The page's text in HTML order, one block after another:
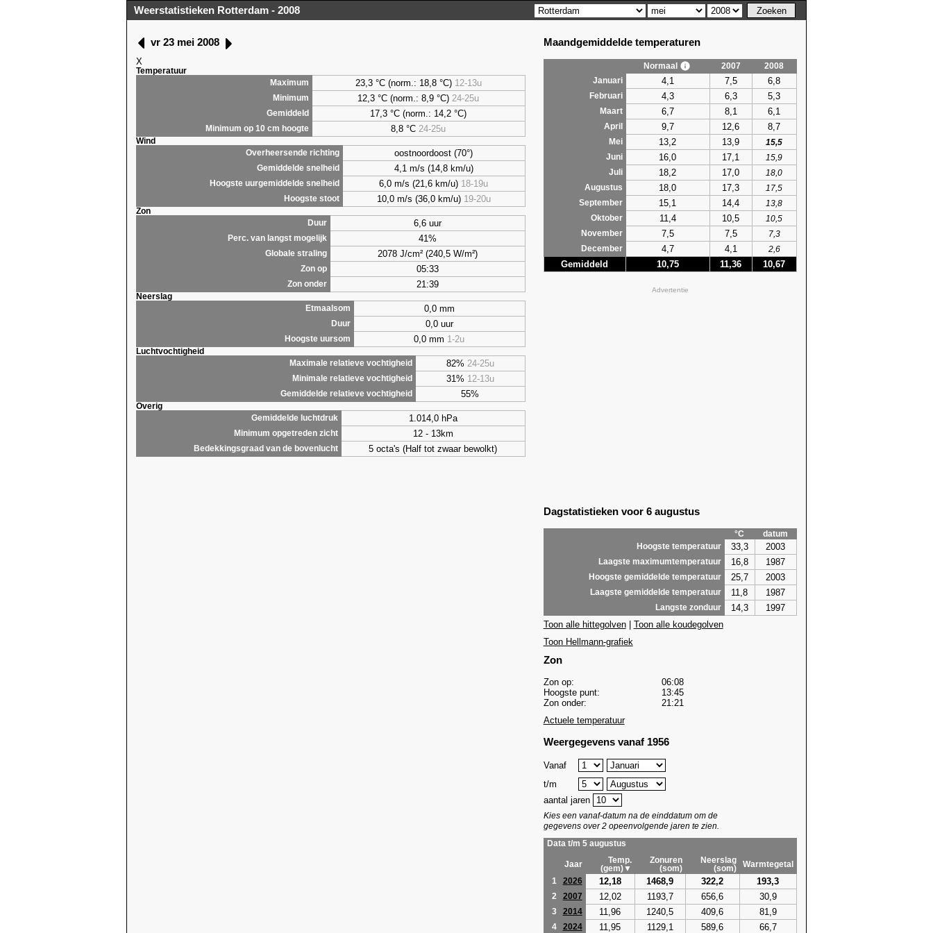
Weerstatistieken Rotterdam - 2008
vr 23 mei 2008
X
Temperatuur
Maximum
23,3 °C (norm.: 18,8 °C) 12-13u
Minimum 12,3 °C (norm.: 8,9 °C) 24-25u
Gemiddeld 17,3 °C (norm.: 14,2 °C)
Minimum op 10 cm hoogte 8,8 °C 24-25u
Wind
Overheersende richting
oostnoordoost (70°)
Gemiddelde snelheid 4,1 m/s (14,8 km/u)
Hoogste uurgemiddelde snelheid 6,0 m/s (21,6 km/u) 18-19u
Hoogste stoot 10,0 m/s (36,0 km/u) 19-20u
Zon
Duur
6,6 uur
Perc. van langst mogelijk 41%
Globale straling 2078 J/cm² (240,5 W/m²)
Zon op 05:33
Zon onder 21:39
Neerslag
Etmaalsom
0,0 mm
Duur 0,0 uur
Hoogste uursom 0,0 mm 1-2u
Luchtvochtigheid
Maximale relatieve vochtigheid
82% 24-25u
Minimale relatieve vochtigheid 31% 12-13u
Gemiddelde relatieve vochtigheid 55%
Overig
Gemiddelde luchtdruk
1.014,0 hPa
Minimum opgetreden zicht 12 - 13km
Bedekkingsgraad van de bovenlucht 5 octa's (Half tot zwaar bewolkt)
Maandgemiddelde temperaturen
Normaal 2007
2008
Januari
4,1 7,5 6,8
Februari 4,3 6,3 5,3
Maart 6,7 8,1 6,1
April 9,7 12,6 8,7
Mei 13,2 13,9
15,5
Juni
16,0 17,1
15,9
Juli
18,2 17,0
18,0
Augustus
18,0 17,3
17,5
September
15,1 14,4
13,8
Oktober
11,4 10,5
10,5
November
7,5 7,5
7,3
December
4,7 4,1 2,6
Gemiddeld 10,75 11,36 10,67
Advertentie
Dagstatistieken voor 6 augustus
°C
datum
Hoogste temperatuur
33,3 2003
Laagste maximumtemperatuur 16,8 1987
Hoogste gemiddelde temperatuur 25,7 2003
Laagste gemiddelde temperatuur 11,8 1987
Langste zonduur 14,3
1997
Toon alle hittegolven| Toon alle koudegolven
Toon Hellmann-grafiek
Zon
Zon op:
06:08
Hoogste punt:
13:45
Zon onder:
21:21
Actuele temperatuur
Weergegevens vanaf 1956
Vanaf
t/m
aantal jaren
Kies een vanaf-datum na de einddatum om de
gegevens over 2 opeenvolgende jaren te zien.
Data t/m 5 augustus
Jaar
Temp.
(gem)▼
Zonuren
(som)
Neerslag
(som)
Warmtegetal
1
2026 12,18 1468,9 322,2 193,3
2 2007 12,02 1193,7 656,6 30,9
3 2014 11,96 1240,5 409,6 81,9
4 2024 11,95 1129,1 589,6 66,7